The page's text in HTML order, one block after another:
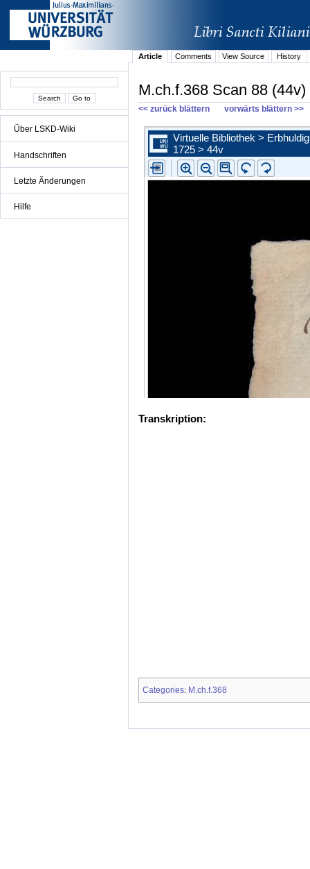
Über LSKD-Wiki
Handschriften
Letzte Änderungen
Hilfe
Article Comments View Source History
M.ch.f.368 Scan 88 (44v)
<< zurück blättern vorwärts blättern >>
Transkription:
Categories: M.ch.f.368